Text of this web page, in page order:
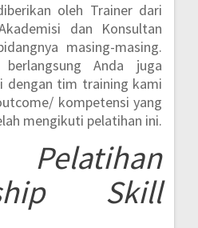
oleh Trainer dari
dan Konsultan
masing-masing.
Anda juga
dengan tim training kami
kompetensi yang
mengikuti pelatihan ini.
Pelatihan
Skill